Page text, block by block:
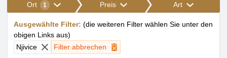
Ort 1 Preis Art
Ausgewählte Filter: (die weiteren Filter wählen Sie unter den
obigen Links aus)
Njivice
Filter abbrechen